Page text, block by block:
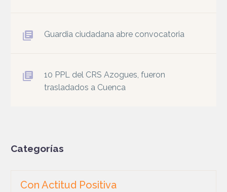
Guardia ciudadana abre convocatoria
10 PPL del CRS Azogues, fueron
trasladados a Cuenca
Categorías
Con Actitud Positiva